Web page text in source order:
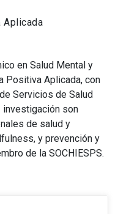
en Salud Mental y
Positiva Aplicada, con
Servicios de Salud
investigación son
de salud y
y prevención y
de la SOCHIESPS.